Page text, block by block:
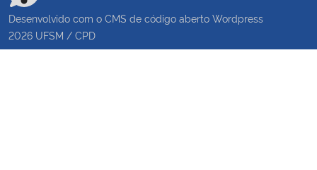
Desenvolvido com o CMS de código aberto Wordpress
2026 UFSM / CPD